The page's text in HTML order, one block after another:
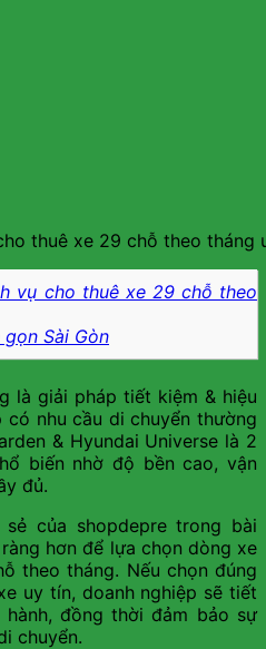
thuê xe 29 chỗ theo tháng
vụ cho thuê xe 29 chỗ theo
Sài Gòn
là giải pháp tiết kiệm & hiệu
có nhu cầu di chuyển thường
& Hyundai Universe là 2
biến nhờ độ bền cao, vận
đủ.
của shopdepre trong bài
hơn để lựa chọn dòng xe
theo tháng. Nếu chọn đúng
uy tín, doanh nghiệp sẽ tiết
đồng thời đảm bảo sự
chuyển.